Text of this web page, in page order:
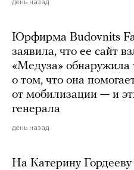
день назад
Юрфирма Budovnits
заявила, что ее сайт
«Медуза»
о том, что она
от мобилизации — и
генерала
день назад
На Катерину